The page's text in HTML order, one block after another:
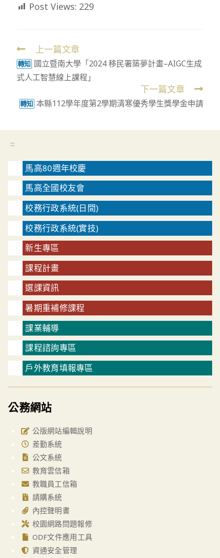
Post Views: 229
Read
more
articles
上一篇文章
轉知 國立暨南大學「2024 移民署築夢計畫–AIGC生成
式人工智慧線上課程」
下一篇文章
轉知 本縣112學年度第2學期清寒優秀學生獎學金申請
:::
馬高80週年校慶
馬高全國校友會
校務行政系統(日間)
校務行政系統(實技)
新生專區
課程計畫
選課資訊
暑期重補修課程
課業輔導
課程諮詢專區
戶外教育填報專區
公務網站
公版網站編輯說明
差勤系統
公文系統
教育雲信箱
教職員工信箱
請購系統
內控聲明書
校園網路問題報修
ODF文件應用工具
資通安全管理